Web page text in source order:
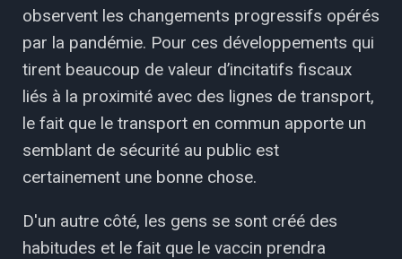
observent les changements progressifs opérés
par la pandémie. Pour ces développements qui
tirent beaucoup de valeur d’incitatifs fiscaux
liés à la proximité avec des lignes de transport,
le fait que le transport en commun apporte un
semblant de sécurité au public est
certainement une bonne chose.
D'un autre côté, les gens se sont créé des
habitudes et le fait que le vaccin prendra